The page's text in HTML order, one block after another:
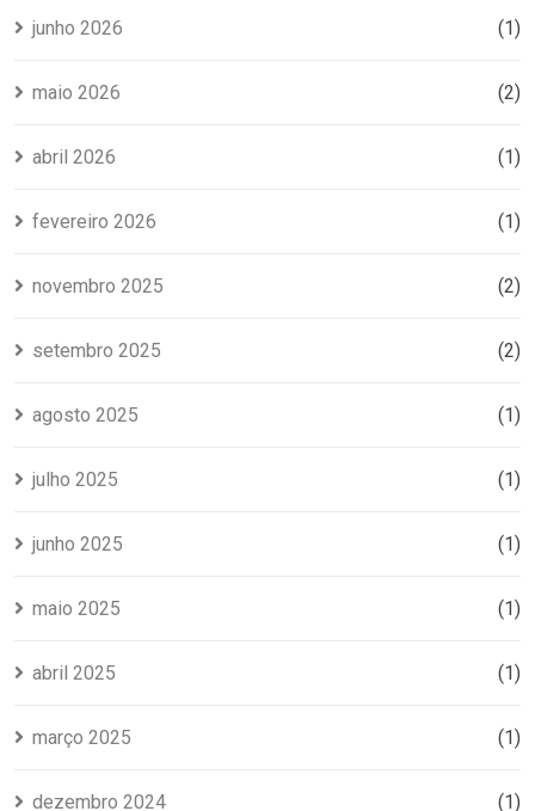
junho 2026 (1)
maio 2026 (2)
abril 2026 (1)
fevereiro 2026 (1)
novembro 2025 (2)
setembro 2025 (2)
agosto 2025 (1)
julho 2025 (1)
junho 2025 (1)
maio 2025 (1)
abril 2025 (1)
março 2025 (1)
dezembro 2024 (1)